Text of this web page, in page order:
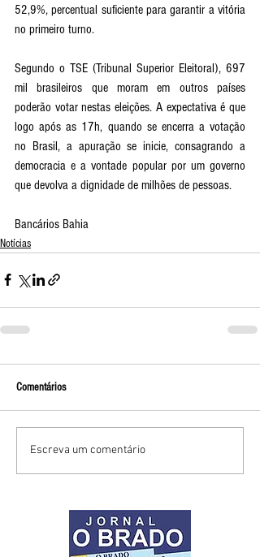
52,9%, percentual suficiente para garantir a vitória
no primeiro turno.
Segundo o TSE (Tribunal Superior Eleitoral), 697
mil brasileiros que moram em outros países
poderão votar nestas eleições. A expectativa é que
logo após as 17h, quando se encerra a votação
no Brasil, a apuração se inicie, consagrando a
democracia e a vontade popular por um governo
que devolva a dignidade de milhões de pessoas.
Bancários Bahia
Notícias
Comentários
Escreva um comentário